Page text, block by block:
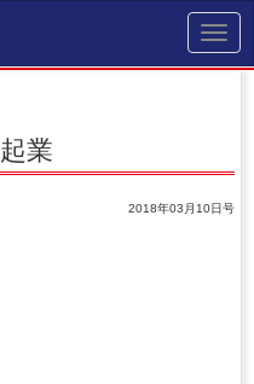
業
2018年03月10日号